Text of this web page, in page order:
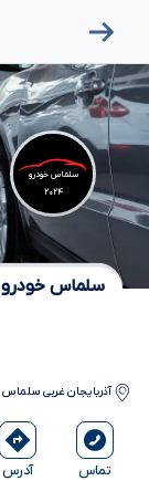
سلماس خودرو
۲۰۲۴
سلماس خودرو ۲۰۲۴
آذربایجان غربی سلماس
تماس آدرس